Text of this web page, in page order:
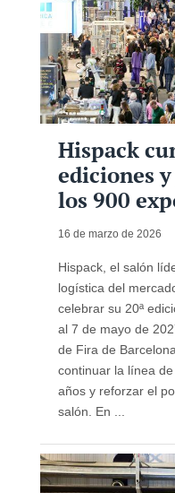
Hispack
ediciones
los 900
16 de marzo de 2026
Hispack, el salón
logística del
celebrar su 20ª
al 7 de mayo de
de Fira de
continuar la línea
años y reforzar el
salón. En ...